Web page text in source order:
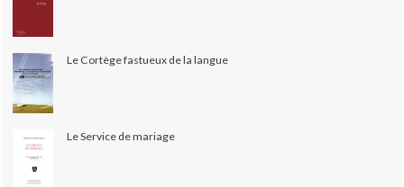
Le Cortège fastueux de la langue
Le Service de mariage